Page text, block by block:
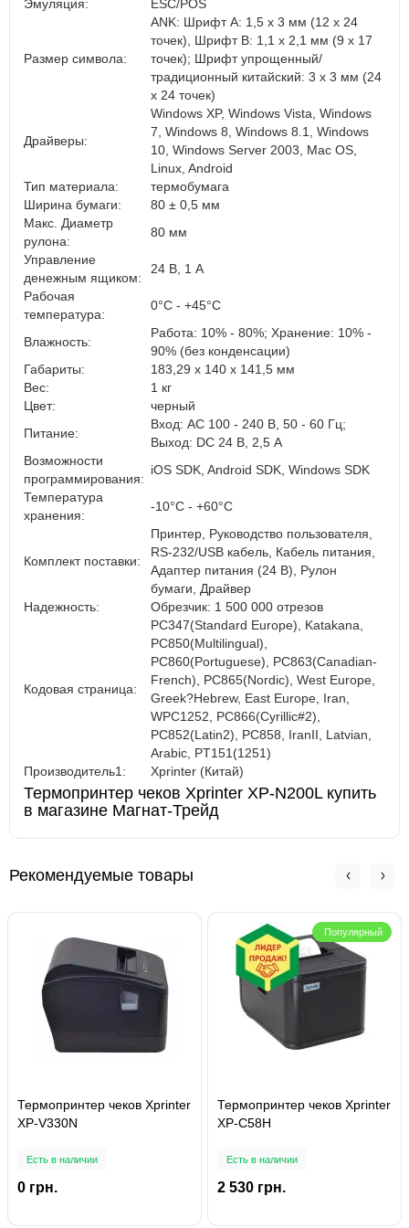
Эмуляция: ESC/POS
Размер символа:
ANK: Шрифт A: 1,5 х 3 мм (12 х 24
точек), Шрифт B: 1,1 х 2,1 мм (9 х 17
точек); Шрифт упрощенный/
традиционный китайский: 3 х 3 мм (24
х 24 точек)
Драйверы:
Windows XP, Windows Vista, Windows
7, Windows 8, Windows 8.1, Windows
10, Windows Server 2003, Mac OS,
Linux, Android
Тип материала:
термобумага
Ширина бумаги:
80 ± 0,5 мм
Макс. Диаметр
рулона:
80 мм
Управление
денежным ящиком:
24 В, 1 А
Рабочая
температура:
0°C - +45°C
Влажность:
Работа: 10% - 80%; Хранение: 10% -
90% (без конденсации)
Габариты:
183,29 х 140 х 141,5 мм
Вес:
1 кг
Цвет:
черный
Питание:
Вход: AC 100 - 240 В, 50 - 60 Гц;
Выход: DC 24 В, 2,5 А
Возможности
программирования:
iOS SDK, Android SDK, Windows SDK
Температура
хранения:
-10°C - +60°C
Комплект поставки:
Принтер, Руководство пользователя,
RS-232/USB кабель, Кабель питания,
Адаптер питания (24 В), Рулон
бумаги, Драйвер
Надежность:
Обрезчик: 1 500 000 отрезов
Кодовая страница:
PC347(Standard Europe), Katakana,
PC850(Multilingual),
PC860(Portuguese), PC863(Canadian-
French), PC865(Nordic), West Europe,
Greek?Hebrew, East Europe, Iran,
WPC1252, PC866(Cyrillic#2),
PC852(Latin2), PC858, IranII, Latvian,
Arabic, PT151(1251)
Производитель1:
Xprinter (Китай)
Термопринтер чеков Xprinter XP-N200L купить
в магазине Магнат-Трейд
Рекомендуемые товары
Термопринтер чеков Xprinter
XP-V330N
Есть в наличии
0 грн.
Популярный
Термопринтер чеков Xprinter
XP-C58H
Есть в наличии
2 530 грн.